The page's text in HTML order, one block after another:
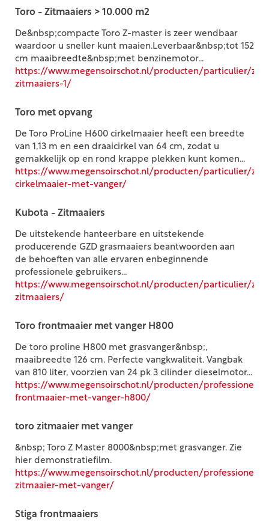
Toro - Zitmaaiers > 10.000 m2
De&nbsp;compacte Toro Z-master is zeer wendbaar
waardoor u sneller kunt maaien.Leverbaar&nbsp;tot 152
cm maaibreedte&nbsp;met benzinemotor...
https://www.megensoirschot.nl/producten/particulier/
zitmaaiers-1/
Toro met opvang
De Toro ProLine H600 cirkelmaaier heeft een breedte
van 1,13 m en een draaicirkel van 64 cm, zodat u
gemakkelijk op en rond krappe plekken kunt komen...
https://www.megensoirschot.nl/producten/particulier/
cirkelmaaier-met-vanger/
Kubota - Zitmaaiers
De uitstekende hanteerbare en uitstekende
producerende GZD grasmaaiers beantwoorden aan
de behoeften van alle ervaren enbeginnende
professionele gebruikers...
https://www.megensoirschot.nl/producten/particulier/
zitmaaiers/
Toro frontmaaier met vanger H800
De toro proline H800 met grasvanger&nbsp;,
maaibreedte 126 cm. Perfecte vangkwaliteit. Vangbak
van 810 liter, voorzien van 24 pk 3 cilinder dieselmotor...
https://www.megensoirschot.nl/producten/
frontmaaier-met-vanger-h800/
toro zitmaaier met vanger
&nbsp; Toro Z Master 8000&nbsp;met grasvanger. Zie
hier demonstratiefilm.
https://www.megensoirschot.nl/producten/
zitmaaier-met-vanger/
Stiga frontmaaiers